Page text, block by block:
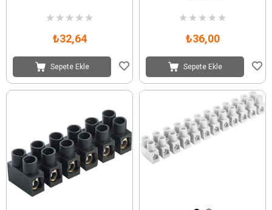
★ ★ ★ ★ ★
₺32,64
Sepete Ekle
★ ★ ★ ★ ★
₺36,00
Sepete Ekle